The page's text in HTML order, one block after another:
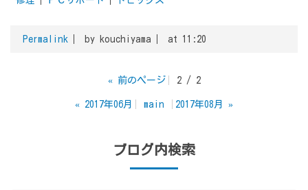
Permalink by kouchiyama at 11:20
« 前のページ 2 / 2
« 2017年06月 main 2017年08月 »
ブログ内検索